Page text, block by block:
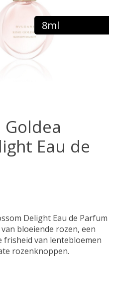
8ml
Goldea
Eau de
Delight Eau de Parfum
bloeiende rozen, een
frisheid van lentebloemen
rozenknoppen.
is